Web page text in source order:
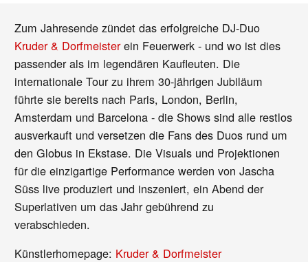
Zum Jahresende zündet das erfolgreiche DJ-Duo
Kruder & Dorfmeisterein Feuerwerk - und wo ist dies
passender als im legendären Kaufleuten. Die
internationale Tour zu ihrem 30-jährigen Jubiläum
führte sie bereits nach Paris, London, Berlin,
Amsterdam und Barcelona - die Shows sind alle restlos
ausverkauft und versetzen die Fans des Duos rund um
den Globus in Ekstase. Die Visuals und Projektionen
für die einzigartige Performance werden von Jascha
Süss live produziert und inszeniert, ein Abend der
Superlativen um das Jahr gebührend zu
verabschieden.
Künstlerhomepage: Kruder & Dorfmeister